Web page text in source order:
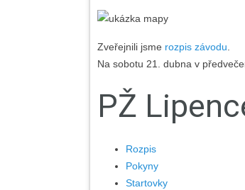
Zveřejnili jsme rozpis závodu.
Na sobotu 21. dubna v
PŽ
Rozpis
Pokyny
Startovky